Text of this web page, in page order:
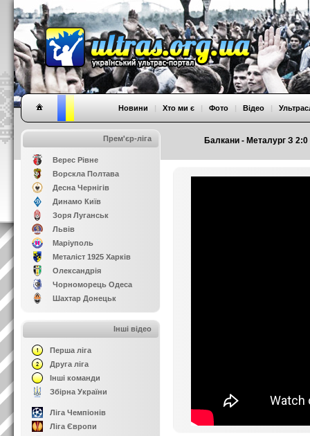
Балкани - Металург З 2:0
Новини | Хто ми є | Фото | Відео |
Прем'єр-ліга
Верес Рівне
Ворскла Полтава
Десна Чернігів
Динамо Київ
Зоря Луганськ
Львів
Маріуполь
Металіст 1925 Харків
Олександрія
Чорноморець Одеса
Шахтар Донецьк
Інші відео
Перша ліга
Друга ліга
Інші команди
Збірна України
Ліга Чемпіонів
Ліга Європи